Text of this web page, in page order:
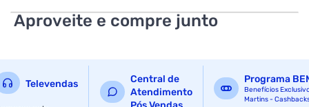
Quantidade: 100g
Linha do produto: Toque Leve
Sem perfume: Sim
Aproveite e compre junto
Televendas
Central de
Atendimento
Programa
Benefícios
Martins -